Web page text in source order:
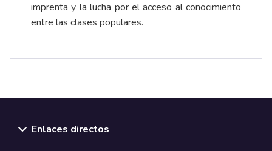
imprenta y la lucha por el acceso al conocimiento
entre las clases populares.
Enlaces directos